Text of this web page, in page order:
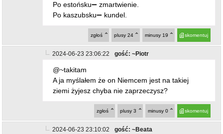
Po estońsku➖ zmartwienie.
Po kaszubsku➖ kundel.
skomentuj
minusy 19
plusy 24
zgłoś
2024-06-23 23:06:22 gość: ~Piotr
@~takitam
A ja myślałem że on Niemcem jest na takiej
ziemi żyjesz chyba nie zaprzeczysz?
skomentuj
minusy 0
plusy 3
zgłoś
2024-06-23 23:10:02 gość: ~Beata